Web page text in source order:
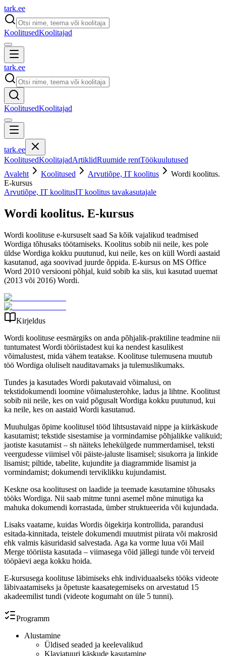
tark.ee
KoolitusedKoolitajad
tark.ee
KoolitusedKoolitajad
tark.ee
KoolitusedKoolitajadArtiklidRuumide rentTöökuulutused
Avaleht
Koolitused Arvutiõpe, IT koolitus
Wordi koolitus.
E-kursus
Arvutiõpe, IT koolitusIT koolitus tavakasutajale
Wordi koolitus. E-kursus
Wordi koolituse e-kursuselt saad Sa kõik vajalikud teadmised
Wordiga tõhusaks töötamiseks. Koolitus sobib nii neile, kes pole
üldse Wordiga kokku puutunud, kui neile, kes on küll Wordi aastaid
kasutanud, aga soovivad juurde õppida. E-kursus on MS Office
Word 2010 versiooni põhjal, kuid sobib ka siis, kui kasutad uuemat
(2013 või 2016) Wordi.
Kirjeldus
Wordi koolituse eesmärgiks on anda põhjalik-praktiline teadmine nii
tuntumatest Wordi tööriistadest kui ka nendest kasulikest
võimalustest, mida vähem teatakse. Koolituse tulemusena muutub
töö Wordiga oluliselt nauditavamaks ja tulemuslikumaks.
Tundes ja kasutades Wordi pakutavaid võimalusi, on
tekstidokumendi loomine võimalusterohke, ladus ja lihtne. Koolitust
sobib nii neile, kes on vaid põgusalt Wordiga kokku puutunud, kui
ka neile, kes on aastaid Wordi kasutanud.
Muuhulgas õpime koolitusel tööd lihtsustavaid nippe ja kiirkäskude
kasutamist; tekstide sisestamise ja vormindamise põhjalikke valikuid;
jaotiste kasutamist – sh näiteks lehekülgede nummerdamisel, teksti
veergudesse viimisel või päiste-jaluste lisamisel; sisukorra ja linkide
lisamist; piltide, tabelite, kujundite ja diagrammide lisamist ja
vormindamist; dokumendi terviklikku kujundamist.
Keskne osa koolitusest on laadide ja teemade kasutamine tõhusaks
tööks Wordiga. Nii saab mitme tunni asemel mõne minutiga ka
mahuka dokumendi korrastada, ümber struktueerida või kujundada.
Lisaks vaatame, kuidas Wordis õigekirja kontrollida, parandusi
esitada-kinnitada, teistele dokumendi muutmist piirata või makrosid
ehk valmis käsuridasid salvestada. Aga ka vorme luua või Mail
Merge tööriista kasutada – viimasega võid jällegi tunde või terveid
tööpäevi aega kokku hoida.
E-kursusega koolituse läbimiseks ehk individuaalseks tööks videote
läbivaatamiseks ja õpetuste kaasategemiseks on arvestatud 15
akadeemilist tundi (videote kogumaht on üle 5 tunni).
Programm
Alustamine
Üldised seaded ja keelevalikud
Klaviatuuri käskude kasutamine